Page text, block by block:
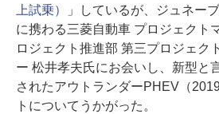
上試乗）
」しているが、ジュネー
に携わる三菱自動車 プロジェクト
ロジェクト推進部 第三プロジェク
ー 松井孝夫氏にお会いし、新型と
されたアウトランダーPHEV（
トについてうかがった。